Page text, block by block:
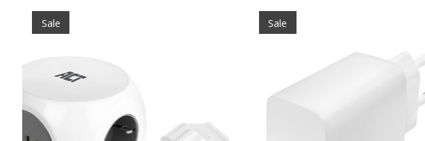
Items van productcarrousel
Sale Sale